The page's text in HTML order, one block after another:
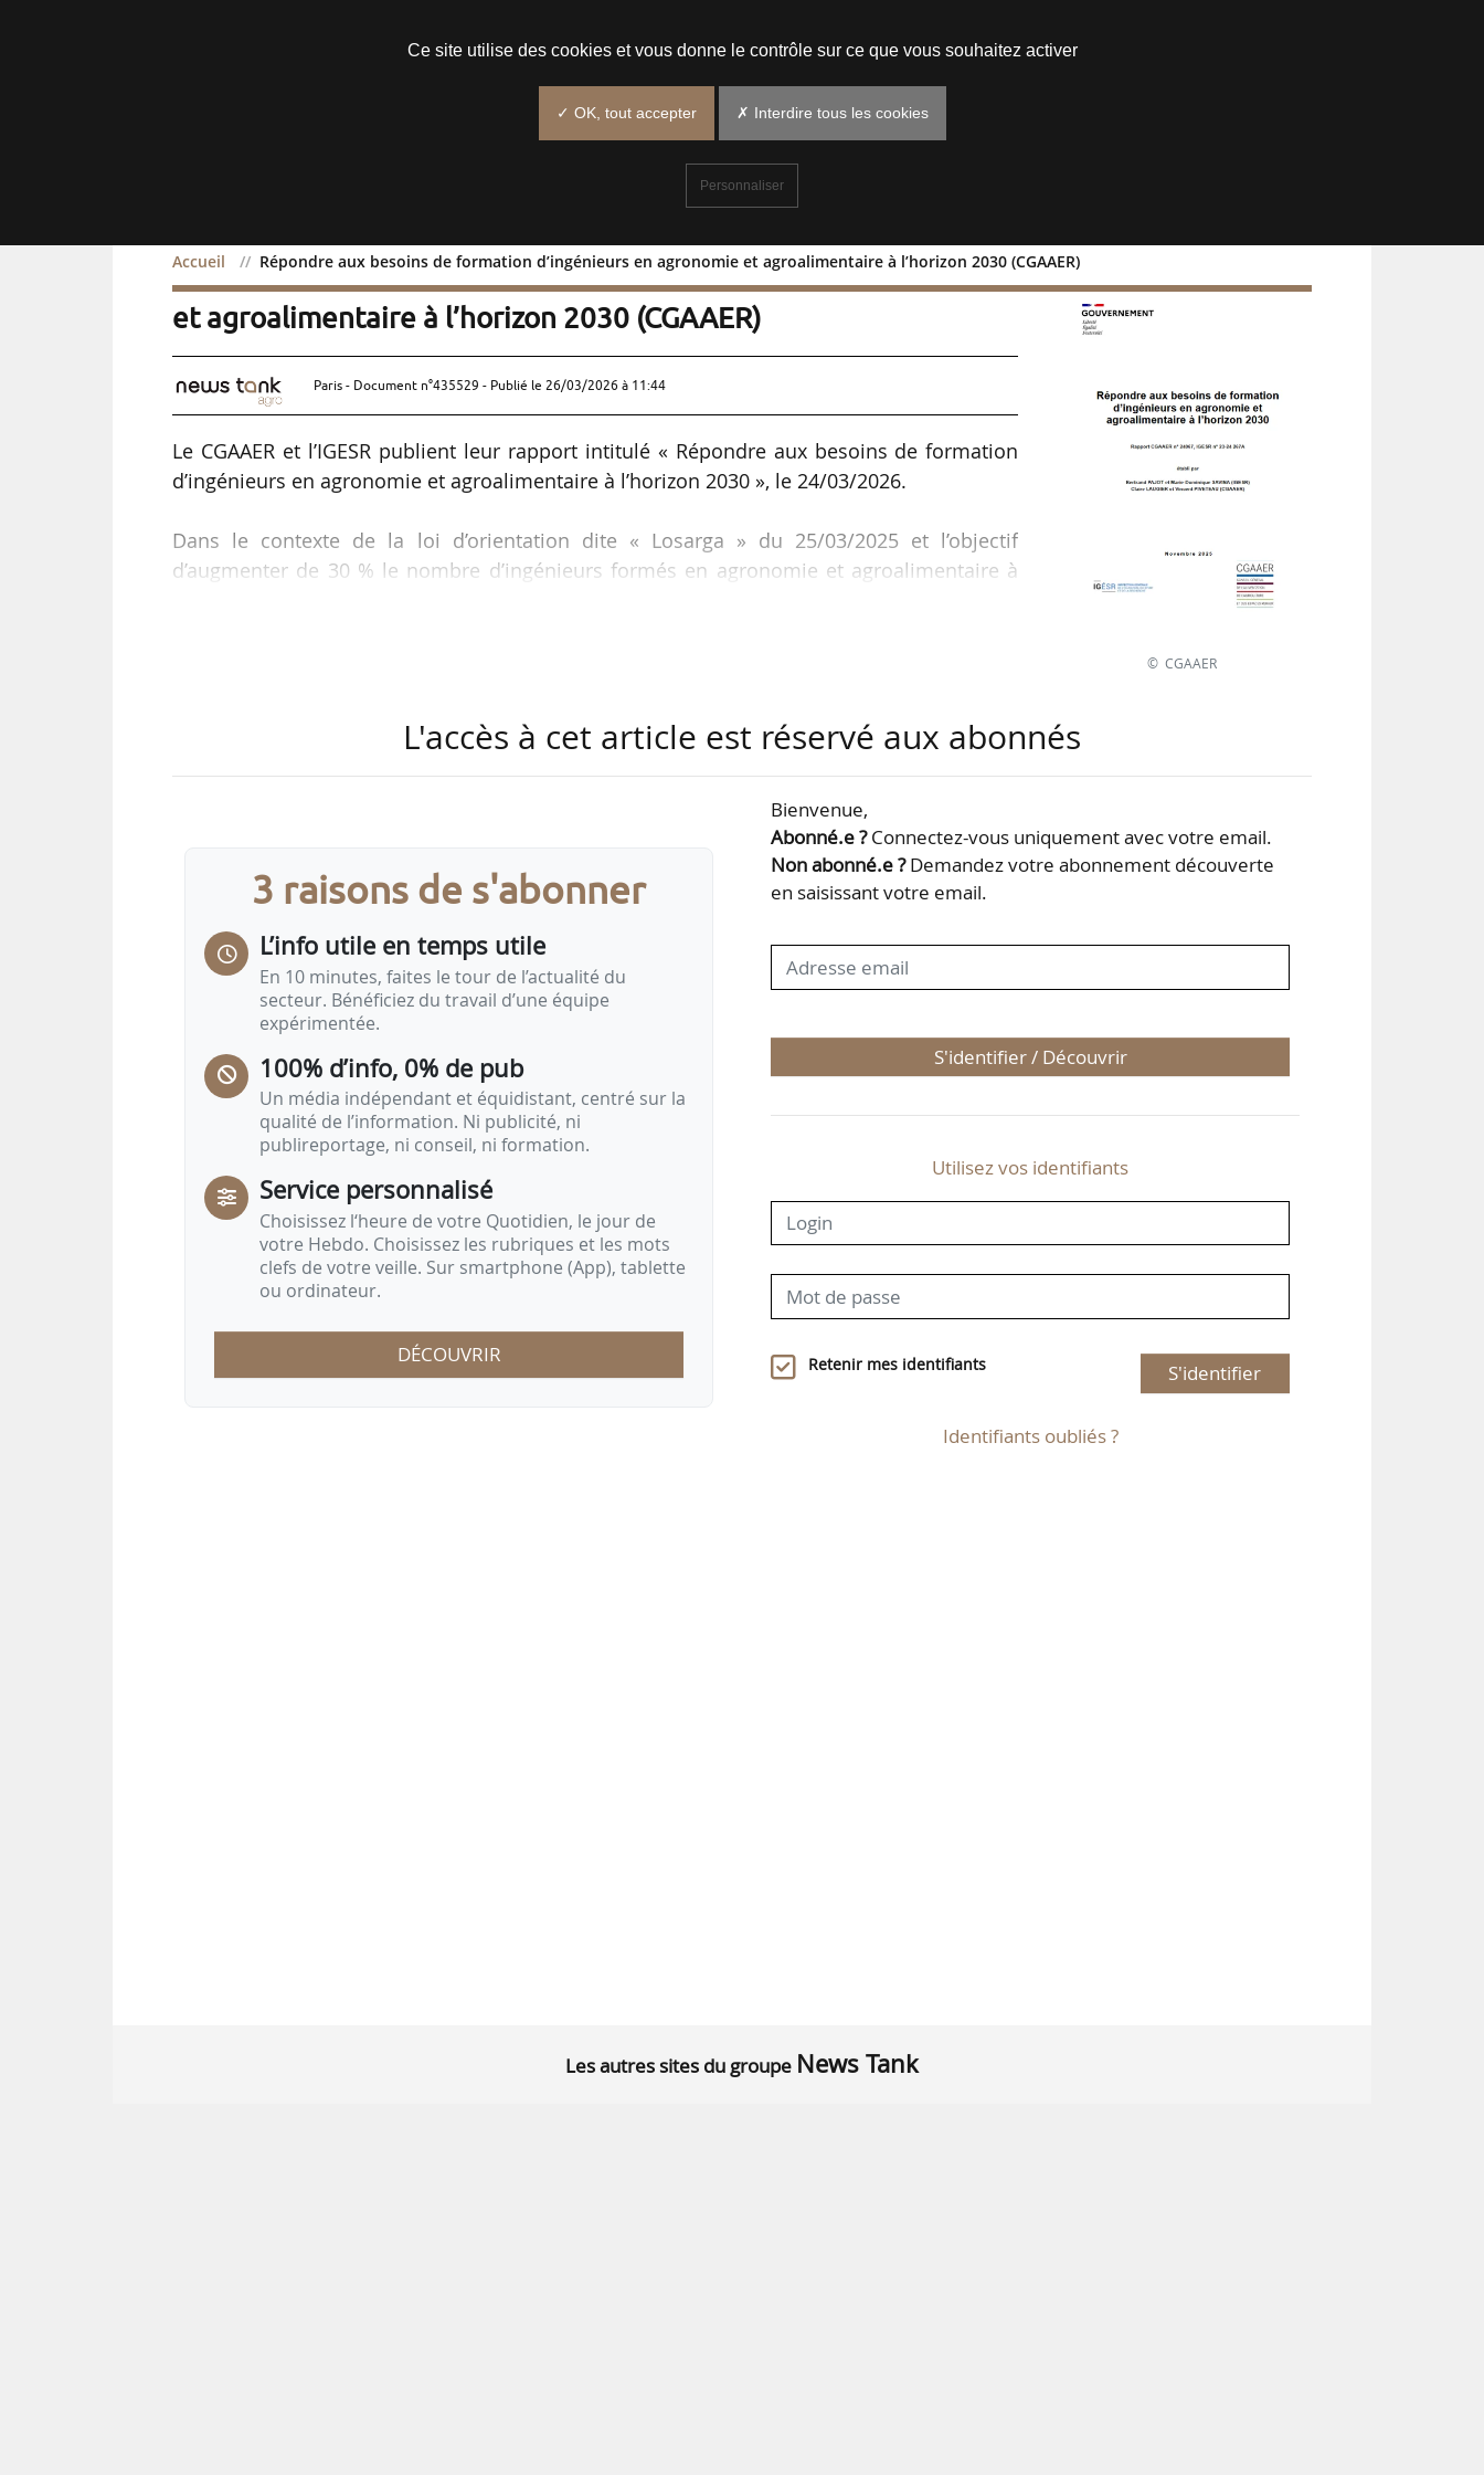
Accueil Répondre aux besoins de formation d’ingénieurs en agronomie et agroalimentaire à l’horizon 2030 (CGAAER)
Répondre aux besoins de formation d’ingénieurs en agronomie
et agroalimentaire à l’horizon 2030 (CGAAER)
Paris - Document n°435529 - Publié le 26/03/2026 à 11:44
Le CGAAER et l’IGESR publient leur rapport intitulé « Répondre aux besoins de formation
d’ingénieurs en agronomie et agroalimentaire à l’horizon 2030 », le 24/03/2026.
Dans le contexte de la loi d’orientation dite « Losarga » du 25/03/2025 et l’objectif
d’augmenter de 30 % le nombre d’ingénieurs formés en agronomie et agroalimentaire à
Cette mission de conseil leur a été confiée par le ministre de l’Agriculture, à l’époque Marc
Fesneau, et de la ministre…
© CGAAER
L'accès à cet article est réservé aux abonnés
3 raisons de s'abonner
L’info utile en temps utile
En 10 minutes, faites le tour de l’actualité du
secteur. Bénéficiez du travail d’une équipe
expérimentée.
100% d’info, 0% de pub
Un média indépendant et équidistant, centré sur la
qualité de l’information. Ni publicité, ni
publireportage, ni conseil, ni formation.
Service personnalisé
Choisissez l‘heure de votre Quotidien, le jour de
votre Hebdo. Choisissez les rubriques et les mots
clefs de votre veille. Sur smartphone (App), tablette
ou ordinateur.
DÉCOUVRIR
Bienvenue,
Abonné.e ?Connectez-vous uniquement avec votre email.
Non abonné.e ?Demandez votre abonnement découverte
en saisissant votre email.
S'identifier / Découvrir
Utilisez vos identifiants
Retenir mes identifiants S'identifier
Identifiants oubliés ?
Les autres sites du groupe News Tank
Ce site utilise des cookies et vous donne le contrôle sur ce que vous souhaitez activer
✓ OK, tout accepter ✗ Interdire tous les cookies
Personnaliser